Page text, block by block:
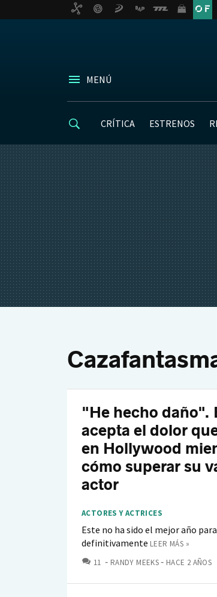
MENÚ
CRÍTICA ESTRENOS
"He hecho daño".
acepta el dolor
en Hollywood
cómo superar su
actor
ACTORES Y ACTRICES
Este no ha sido el mejor año
definitivamente LEER MÁS »
11 COMENTARIOS
RANDY MEEKS HACE 2 AÑOS